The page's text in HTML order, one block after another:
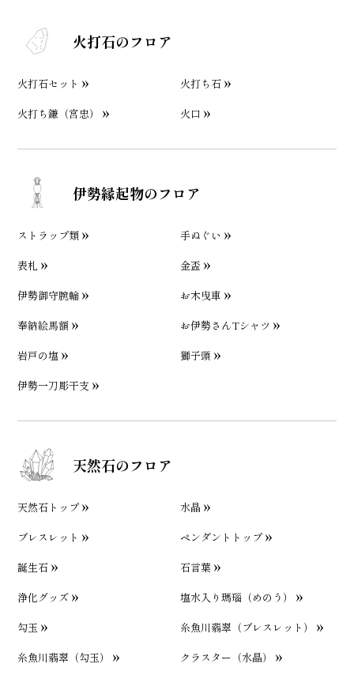
火打石のフロア
火打石セット
火打ち石
火打ち鎌（宮忠）
火口
伊勢縁起物のフロア
ストラップ類
手ぬぐい
表札
金盃
伊勢御守腕輪
お木曳車
奉納絵馬額
お伊勢さんTシャツ
岩戸の塩
獅子頭
伊勢一刀彫干支
天然石のフロア
天然石トップ
水晶
ブレスレット
ペンダントトップ
誕生石
石言葉
浄化グッズ
塩水入り瑪瑙（めのう）
勾玉
糸魚川翡翠（ブレスレット）
糸魚川翡翠（勾玉）
クラスター（水晶）